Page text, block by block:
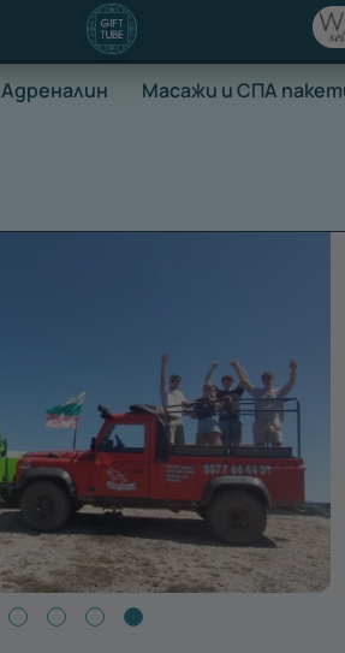
Адреналин Масажи и СПА